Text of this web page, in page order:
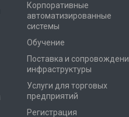
Корпоративные
автоматизированные
системы
Обучение
Поставка и
инфраструктуры
Услуги для торговых
предприятий
Регистрация